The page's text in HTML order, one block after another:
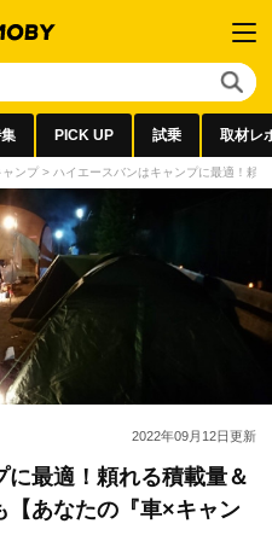
PICK UP 試乗 取材レ
ャンプ > ハイエースバンはキャンプに最適！頼
2022年09月12日更新
最適！頼れる積載量＆
【あなたの『車×キャン